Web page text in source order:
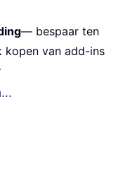
— bespaar ten
kopen van add-ins